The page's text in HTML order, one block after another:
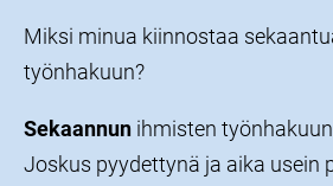
Miksi minua kiinnostaa
työnhakuun?
Sekaannun ihmisten
Joskus pyydettynä ja aika usein